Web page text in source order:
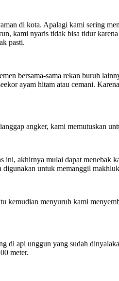
di kota. Apalagi kami sering
kami nyaris tidak bisa tidur
pasti.
bersama-sama rekan buruh
ayam hitam atau cemani.
angker, kami memutuskan
ini, akhirnya mulai dapat
untuk memanggil
kemudian menyuruh kami
di api unggun yang sudah
meter.